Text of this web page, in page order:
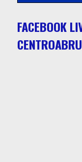
FACEBOOK